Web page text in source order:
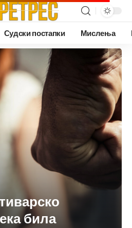
Судски постапки Мислења
била